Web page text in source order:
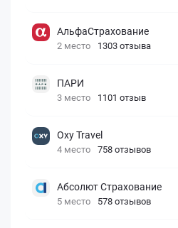
АльфаСтрахование
2 место 1303 отзыва
ПАРИ
3 место 1101 отзыв
Oxy Travel
4 место 758 отзывов
Абсолют Страхование
5 место 578 отзывов